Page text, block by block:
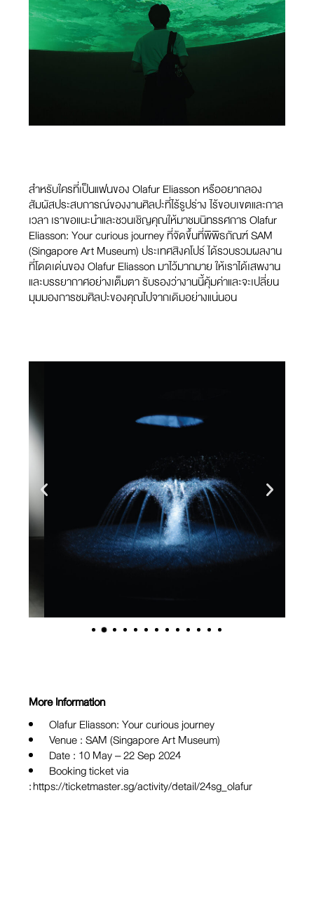
สำหรับใครที่เป็นแฟนของ Olafur Eliasson หรืออยากลอง
สัมผัสประสบการณ์ของงานศิลปะที่ไร้รูปร่าง ไร้ขอบเขตและกาล
เวลา เราขอแนะนำและชวนเชิญคุณให้มาชมนิทรรศการ Olafur
Eliasson: Your curious journey ที่จัดขึ้นที่พิพิธภัณฑ์ SAM
(Singapore Art Museum) ประเทศสิงคโปร์ ได้รวบรวมผลงาน
ที่โดดเด่นของ Olafur Eliasson มาไว้มากมาย ให้เราได้เสพงาน
และบรรยากาศอย่างเต็มตา รับรองว่างานนี้คุ้มค่าและจะเปลี่ยน
มุมมองการชมศิลปะของคุณไปจากเดิมอย่างแน่นอน
More Information
Olafur Eliasson: Your curious journey
Venue : SAM (Singapore Art Museum)
Date : 10 May – 22 Sep 2024
Booking ticket via
:https://ticketmaster.sg/activity/detail/24sg_olafur